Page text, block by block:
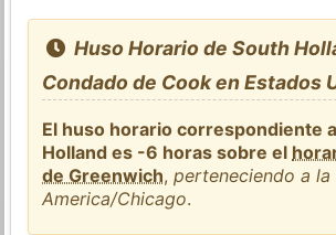
Huso Horario de South
Condado de Cook en Estados
El huso horario correspondiente
Holland es -6 horas sobre el
de Greenwich,perteneciendo a la
America/Chicago.